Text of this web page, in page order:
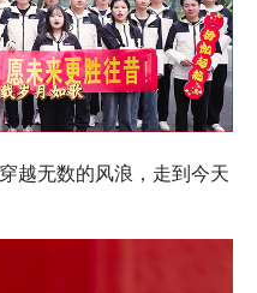
越无数的风浪，走到今天